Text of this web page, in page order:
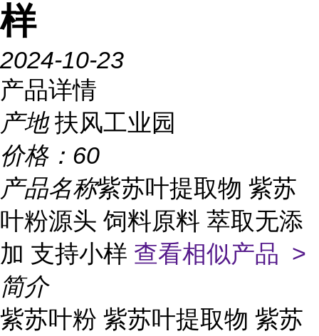
样
2024-10-23
产品详情
产地 扶风工业园
价格： 60
产品名称紫苏叶提取物 紫苏
叶粉源头 饲料原料 萃取无添
加 支持小样 查看相似产品 >
简介
紫苏叶粉 紫苏叶提取物 紫苏